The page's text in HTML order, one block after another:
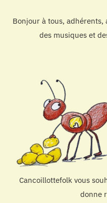
Bonjour à tous, adhérents,
des musiques et
Cancoillottefolk vous
donne